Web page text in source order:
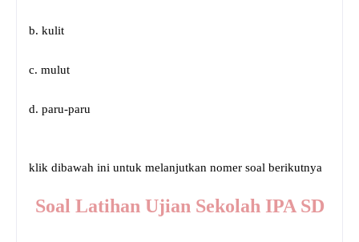
b. kulit
c. mulut
d. paru-paru
klik dibawah ini untuk melanjutkan nomer soal berikutnya
Soal Latihan Ujian Sekolah IPA SD